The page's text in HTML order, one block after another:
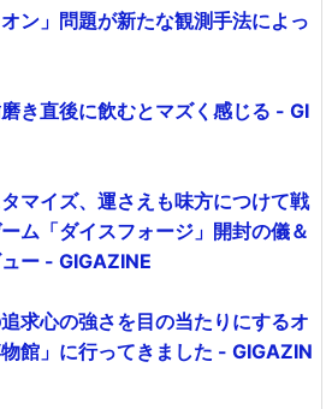
ン」問題が新たな観測手法によっ
き直後に飲むとマズく感じる - GI
マイズ、運さえも味方につけて戦
ム「ダイスフォージ」開封の儀＆
ー - GIGAZINE
求心の強さを目の当たりにするオ
館」に行ってきました - GIGAZIN